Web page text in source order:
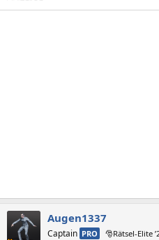
Augen1337
Captain PRO 🎅Rätsel-Elite